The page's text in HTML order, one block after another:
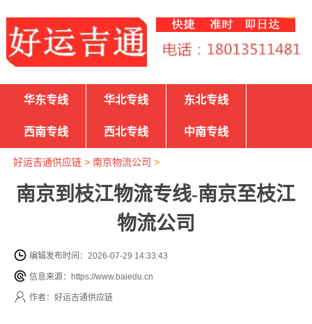
华东专线 华北专线 东北专线
西南专线 西北专线 中南专线
好运吉通供应链> 南京物流公司 >
南京到枝江物流专线-南京至枝江
物流公司
编辑发布时间：2026-07-29 14:33:43
信息来源：https://www.baiedu.cn
作者：好运吉通供应链